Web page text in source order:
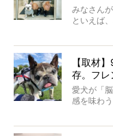
【前編】
みなさん
といえば
ルを飼っ
んのイン
ントがフ
LIFE』モ
そんな中
た。その
【取材
存。フレ
愛犬が「
感を味わ
たひとり